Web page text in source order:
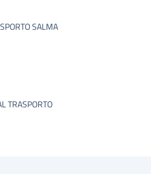
SALMA
TRASPORTO